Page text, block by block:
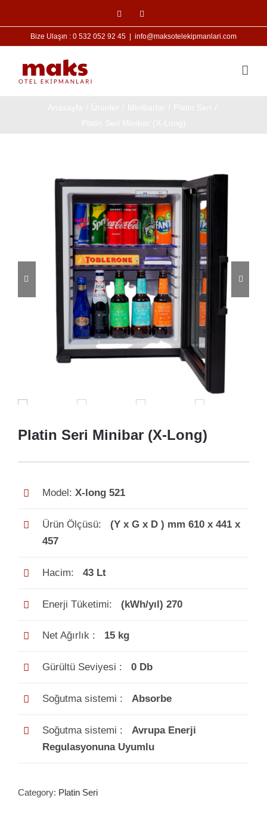
to
Facebook
Bize Ulaşın : 0 532 052 92 45 info@maksotelekipmanlari.com
 
Platin Seri Minibar (X-Long)
Model: X-long 521
Ürün Ölçüsü: (Y x G x D ) mm 610 x 441 x
457
Hacim: 43 Lt
Enerji Tüketimi: (kWh/yıl) 270
Net Ağırlık : 15 kg
Gürültü Seviyesi : 0 Db
Soğutma sistemi : Absorbe
Soğutma sistemi : Avrupa Enerji
Regulasyonuna Uyumlu
Category: Platin Seri